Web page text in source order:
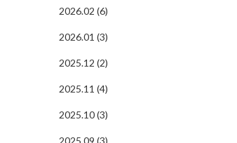
2026.02 (6)
2026.01 (3)
2025.12 (2)
2025.11 (4)
2025.10 (3)
2025.09 (3)